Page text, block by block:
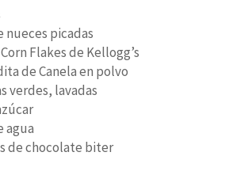
nueces picadas
Flakes de Kellogg’s
de Canela en polvo
verdes, lavadas
agua
de chocolate biter